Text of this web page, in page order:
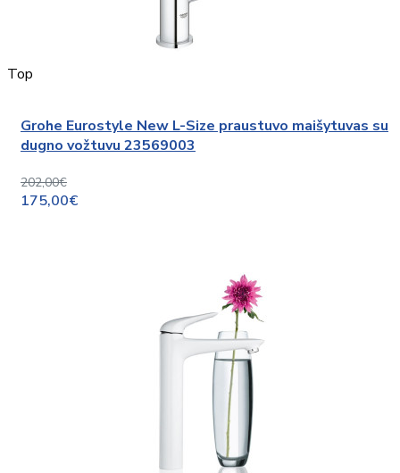
Top
Grohe Eurostyle New L-Size praustuvo maišytuvas su
dugno vožtuvu 23569003
202,00€
175,00€